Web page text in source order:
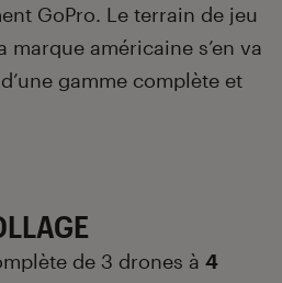
GoPro. Le terrain de jeu
marque américaine s’en va
gamme complète et
de 3 drones à 4